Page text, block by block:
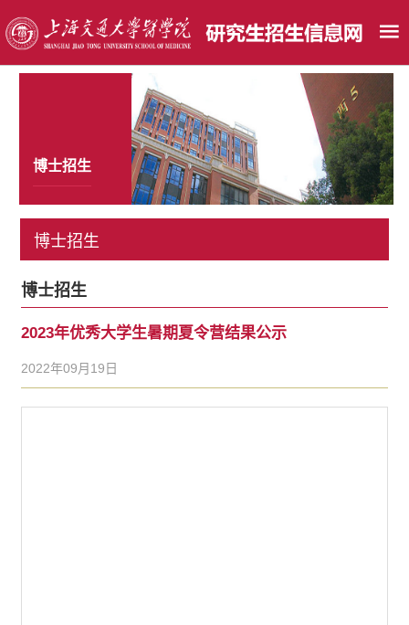
博士招生
博士招生
博士招生
2023年优秀大学生暑期夏令营结果公示
2022年09月19日